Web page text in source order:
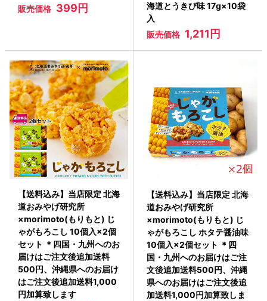
販売価格 399円
海道とうきび味 17g×10袋
入
販売価格 1,211円
【送料込み】当店限定 北海
道おみやげ研究所
×morimoto(もりもと) じ
ゃがもろこし 10個入×2個
セット ＊四国・九州へのお
届けはご注文後追加送料
500円、沖縄県へのお届け
はご注文後追加送料1,000
円加算致します
【送料込み】当店限定 北海
道おみやげ研究所
×morimoto(もりもと) じ
ゃがもろこし ホタテ醤油味
10個入×2個セット ＊四
国・九州へのお届けはご注
文後追加送料500円、沖縄
県へのお届けはご注文後追
加送料1,000円加算致しま